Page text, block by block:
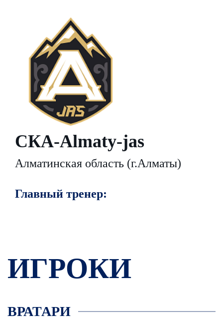
СКА-Almaty-jas
Алматинская область (г.Алматы)
Главный тренер:
ИГРОКИ
ВРАТАРИ